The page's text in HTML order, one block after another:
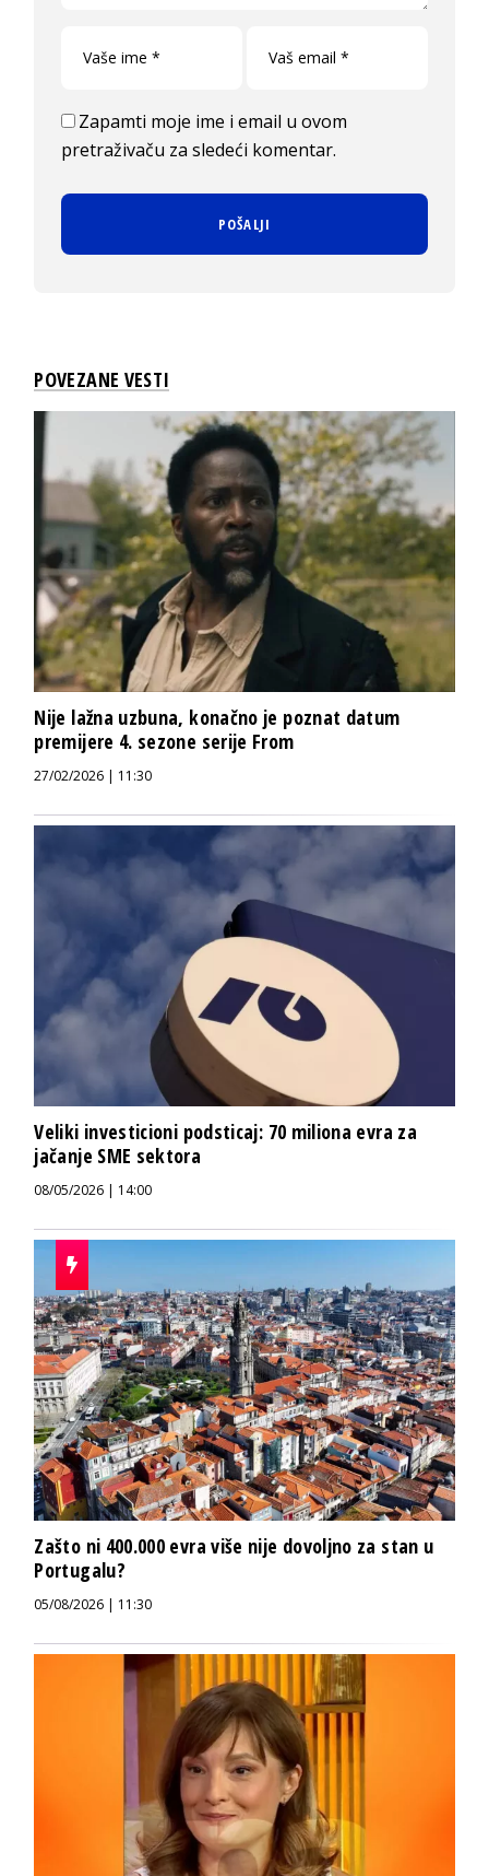
Zapamti moje ime i email u ovom
pretraživaču za sledeći komentar.
POVEZANE VESTI
Nije lažna uzbuna, konačno je poznat datum
premijere 4. sezone serije From
27/02/2026 | 11:30
Veliki investicioni podsticaj: 70 miliona evra za
jačanje SME sektora
08/05/2026 | 14:00
Zašto ni 400.000 evra više nije dovoljno za stan u
Portugalu?
05/08/2026 | 11:30